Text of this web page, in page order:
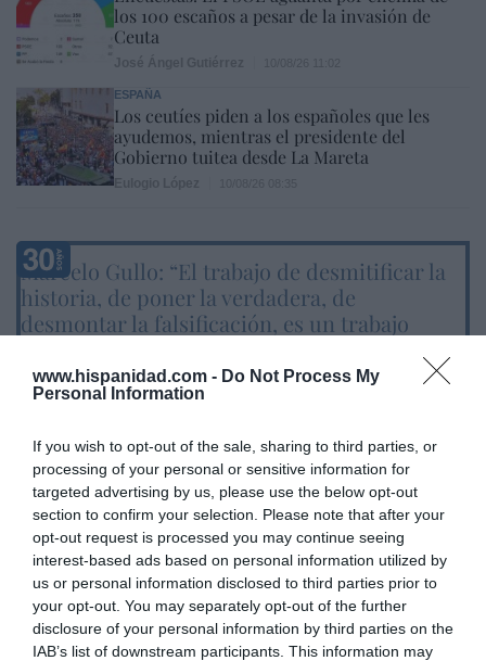
www.hispanidad.com - Do Not Process My
Personal Information
If you wish to opt-out of the sale, sharing to third parties, or
processing of your personal or sensitive information for
targeted advertising by us, please use the below opt-out
section to confirm your selection. Please note that after your
opt-out request is processed you may continue seeing
interest-based ads based on personal information utilized by
us or personal information disclosed to third parties prior to
your opt-out. You may separately opt-out of the further
disclosure of your personal information by third parties on the
IAB’s list of downstream participants. This information may
los 100 escaños a pesar de la invasión de
Ceuta
ESPAÑA
Los ceutíes piden a los españoles que les
ayudemos, mientras el presidente del
Gobierno tuitea desde La Mareta
Marcelo Gullo: “El trabajo de desmitificar la
historia, de poner la verdadera, de
desmontar la falsificación, es un trabajo
por Hispanidad
DIARIO DE LA CORRUPCIÓN SANCHISTA
Diario de la corrupción sanchista. Hazte
Oír se manifiesta delante de La Mareta:
“Pedro Sánchez es un criminal”
por Redacción
Artículos anteriores